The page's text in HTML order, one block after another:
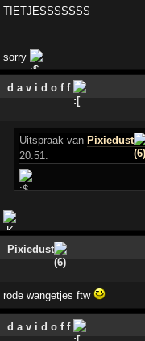
TIETJESSSSSSS
sorry
d a v i d o f f
Uitspraak van Pixiedust
20:51:
Pixiedust
rode wangetjes ftw
d a v i d o f f